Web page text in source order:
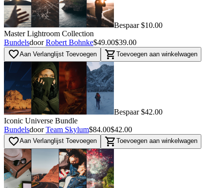
Bespaar $10.00
Master Lightroom Collection
Bundelsdoor Robert Bohnke$49.00$39.00
favorite_borderAan Verlanglijst Toevoegen shopping_cart Toevoegen aan winkelwagen
Bespaar $42.00
Iconic Universe Bundle
Bundelsdoor Team Skylum$84.00$42.00
favorite_borderAan Verlanglijst Toevoegen shopping_cart Toevoegen aan winkelwagen